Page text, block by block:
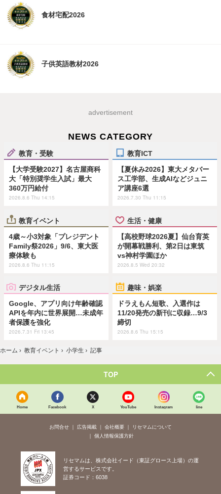
食材宅配2026
子供英語教材2026
advertisement
NEWS CATEGORY
教育・受験
【大学受験2027】名古屋商科
大「特別奨学生入試」最大
360万円給付
2026.8.6 Thu 14:15
教育ICT
【夏休み2026】東大メタバー
ス工学部、生成AIなどジュニ
ア講座6選
2026.7.30 Thu 11:15
教育イベント
4歳～小3対象「プレジデント
Family祭2026」9/6、東大医
療体験も
2026.8.6 Thu 11:15
生活・健康
【高校野球2026夏】仙台育英
が開幕戦勝利、第2日は東筑
vs神村学園ほか
2026.8.5 Wed 20:32
デジタル生活
Google、アプリ向け年齢確認
APIを年内に世界展開…未成年
者保護を強化
2026.7.31 Fri 13:45
趣味・娯楽
ドラえもん短歌、入選作は
11/20発売の新刊に収録…9/3
締切
2026.8.6 Thu 15:15
ホーム › 教育イベント › 小学生 › 記事
TOP
Home Facebook X YouTube Instagram line
お問合せ 広告掲載 会社概要
リセマムについて
個人情報保護方針
リセマムは、株式会社イード（東証グロース上場）の運
営するサービスです。
証券コード：6038